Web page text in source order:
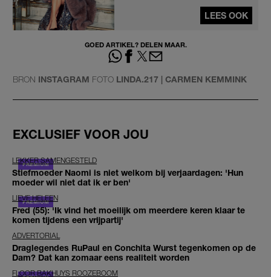
LEES OOK
GOED ARTIKEL? DELEN MAAR.
BRON INSTAGRAM FOTO LINDA.217 | CARMEN KEMMINK
EXCLUSIEF VOOR JOU
LEKKER SAMENGESTELD
Stiefmoeder Naomi is niet welkom bij verjaardagen: 'Hun
moeder wil niet dat ik er ben'
LIEVE HELEEN
Fred (55): 'Ik vind het moeilijk om meerdere keren klaar te
komen tijdens een vrijpartij'
ADVERTORIAL
Draglegendes RuPaul en Conchita Wurst tegenkomen op de
Dam? Dat kan zomaar eens realiteit worden
FLOOR BAKHUYS ROOZEBOOM